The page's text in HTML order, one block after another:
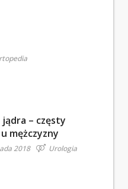
– częsty
mężczyzny
2018 Urologia